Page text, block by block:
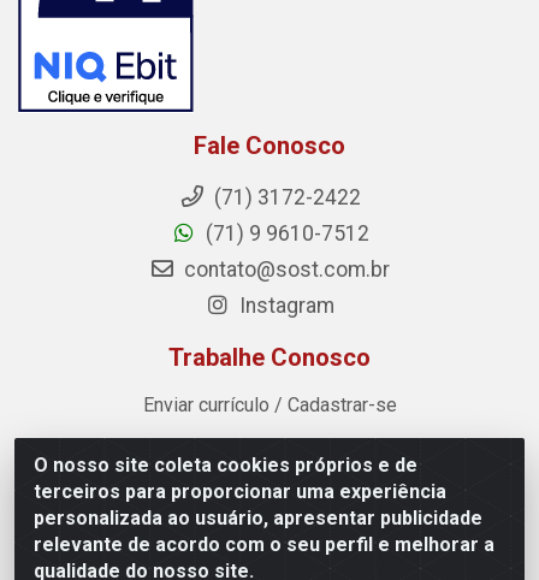
O nosso site coleta cookies próprios e de
terceiros para proporcionar uma experiência
personalizada ao usuário, apresentar publicidade
relevante de acordo com o seu perfil e melhorar a
qualidade do nosso site.
Fale Conosco
(71) 3172-2422
(71) 9 9610-7512
contato@sost.com.br
Instagram
Trabalhe Conosco
Enviar currículo / Cadastrar-se
Sost Distribuidora - Rua Cândido Rissut, 254 - Recreio
Ipitanga, Lauro de Freitas/BA - CEP 42.700-590 - CNPJ
07.041.307/0001-80